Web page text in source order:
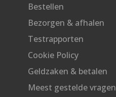
Bestellen
Bezorgen & afhalen
Testrapporten
Cookie Policy
Geldzaken & betalen
Meest gestelde vragen